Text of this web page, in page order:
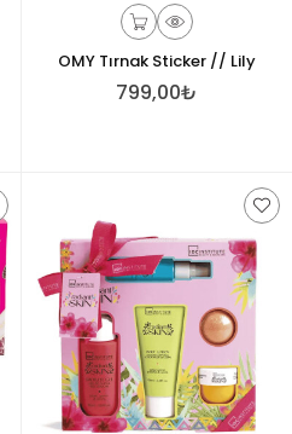
OMY Tırnak Sticker // Lily
799,00₺